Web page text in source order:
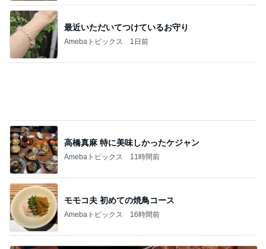
Amebaトピックス
記事を読む
美奈代 夫とローストビーフの夕食
Amebaトピックス 1日前